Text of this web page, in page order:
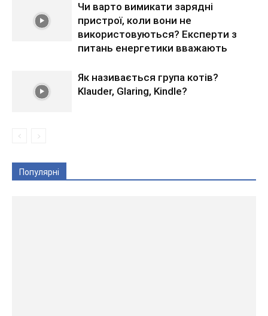
Чи варто вимикати зарядні
пристрої, коли вони не
використовуються? Експерти з
питань енергетики вважають
Як називається група котів?
Klauder, Glaring, Kindle?
Популярні